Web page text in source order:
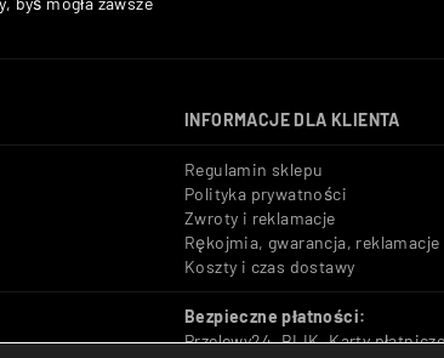
INFORMACJE DLA KLIENTA
Regulamin sklepu
Polityka prywatności
Zwroty i reklamacje
Rękojmia, gwarancja, reklamacje
Koszty i czas dostawy
Bezpieczne płatności:
Przelewy24, BLIK, Karty